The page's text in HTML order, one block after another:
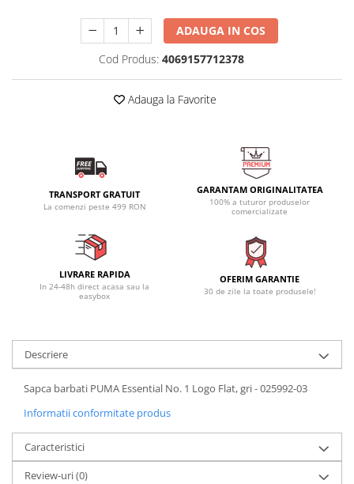
ADAUGA IN COS
Cod Produs: 4069157712378
Adauga la Favorite
TRANSPORT GRATUIT
La comenzi peste 499 RON
GARANTAM ORIGINALITATEA
100% a tuturor produselor
comercializate
LIVRARE RAPIDA
In 24-48h direct acasa sau la
easybox
OFERIM GARANTIE
30 de zile la toate produsele!
Descriere
Sapca barbati PUMA Essential No. 1 Logo Flat, gri - 025992-03
Informatii conformitate produs
Caracteristici
Review-uri(0)